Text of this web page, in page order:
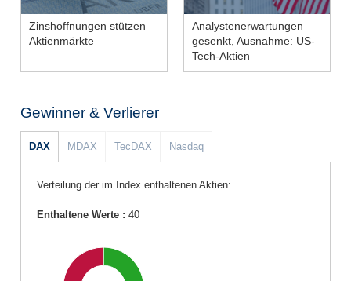
Zinshoffnungen stützen
Aktienmärkte
Zollstreit hält an
Analystenerwartungen
gesenkt, Ausnahme: US-
Tech-Aktien
Gewinner & Verlierer
DAX MDAX TecDAX Nasdaq
Verteilung der im Index enthaltenen Aktien:
Enthaltene Werte : 40